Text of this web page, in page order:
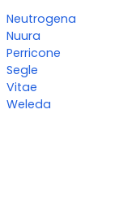
Neutrogena
Nuura
Perricone
Segle
Vitae
Weleda